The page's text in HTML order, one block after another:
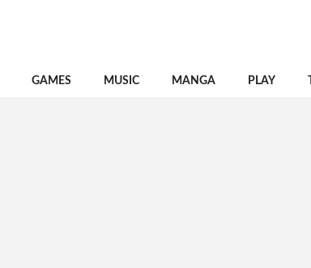
GAMES MUSIC MANGA PLAY